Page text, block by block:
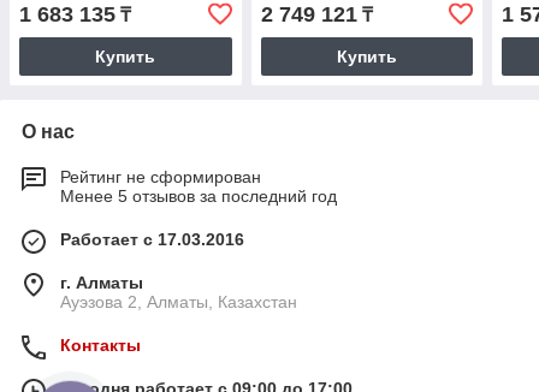
1 683 135 ₸
Купить
2 749 121₸
Купить
1
О нас
Рейтинг не сформирован
Менее 5 отзывов за последний год
Работает с 17.03.2016
г. Алматы
Ауэзова 2, Алматы, Казахстан
Контакты
Сегодня работает с 09:00 до 17:00